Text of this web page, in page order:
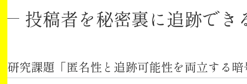
生涯学習・社会連携
投稿者を秘密裏に追跡でき
研究課題「匿名性と追跡可能性を両立する暗